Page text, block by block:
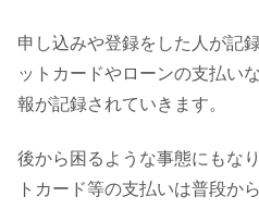
申し込みや登録をした人が記
ットカードやローンの支払い
報が記録されていきます。
後から困るような事態にもな
トカード等の支払いは普段か